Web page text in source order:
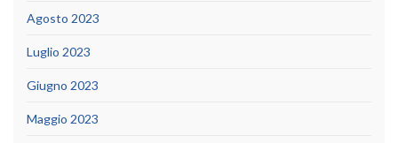
Agosto 2023
Luglio 2023
Giugno 2023
Maggio 2023